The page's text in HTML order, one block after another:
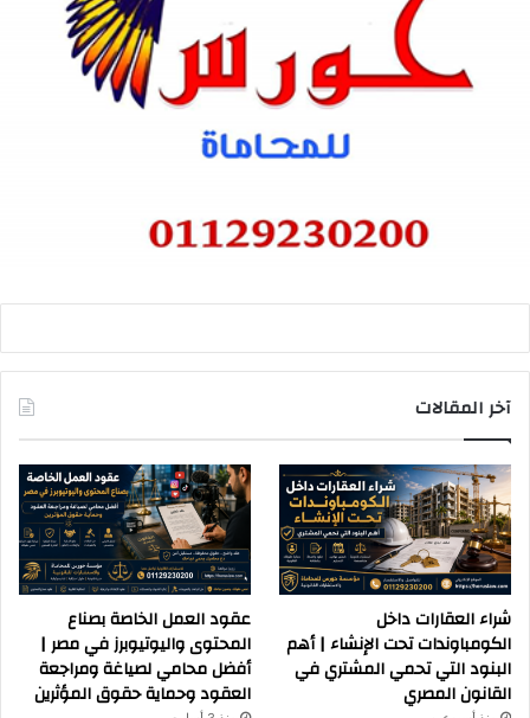
آخر المقالات
شراء العقارات داخل
الكومباوندات تحت الإنشاء | أهم
البنود التي تحمي المشتري في
القانون المصري
عقود العمل الخاصة بصناع
المحتوى واليوتيوبرز في مصر |
أفضل محامي لصياغة ومراجعة
العقود وحماية حقوق المؤثرين